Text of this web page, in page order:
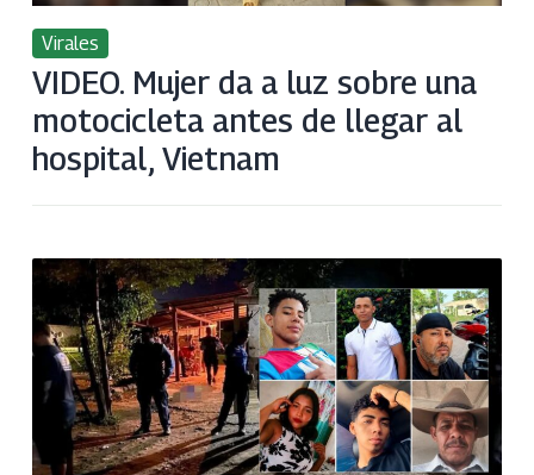
Virales
VIDEO. Mujer da a luz sobre una
motocicleta antes de llegar al
hospital, Vietnam